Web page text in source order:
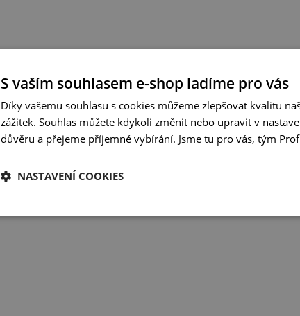
S vaším souhlasem e-shop ladíme pro vás
Díky vašemu souhlasu s cookies můžeme zlepšovat kvalitu
zážitek. Souhlas můžete kdykoli změnit nebo upravit v
důvěru a přejeme příjemné vybírání. Jsme tu pro vás, tým
NASTAVENÍ COOKIES